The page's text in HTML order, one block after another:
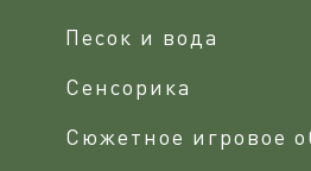
Песок и вода
Сенсорика
Сюжетное игровое